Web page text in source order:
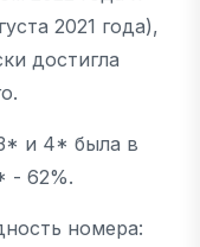
2021 года),
достигла
и 4* была в
- 62%.
номера: